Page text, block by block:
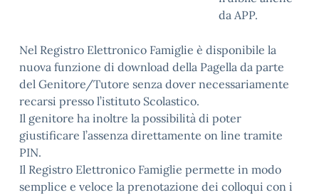
da APP.
Nel Registro Elettronico Famiglie è disponibile la
nuova funzione di download della Pagella da parte
del Genitore/Tutore senza dover necessariamente
recarsi presso l’istituto Scolastico.
Il genitore ha inoltre la possibilità di poter
giustificare l’assenza direttamente on line tramite
PIN.
Il Registro Elettronico Famiglie permette in modo
semplice e veloce la prenotazione dei colloqui con i